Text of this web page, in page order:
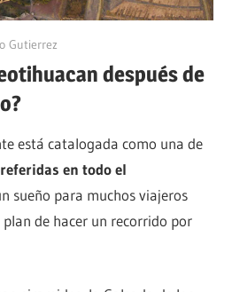
Gutierrez
después de
está catalogada como una de
en todo el
sueño para muchos viajeros
de hacer un recorrido por